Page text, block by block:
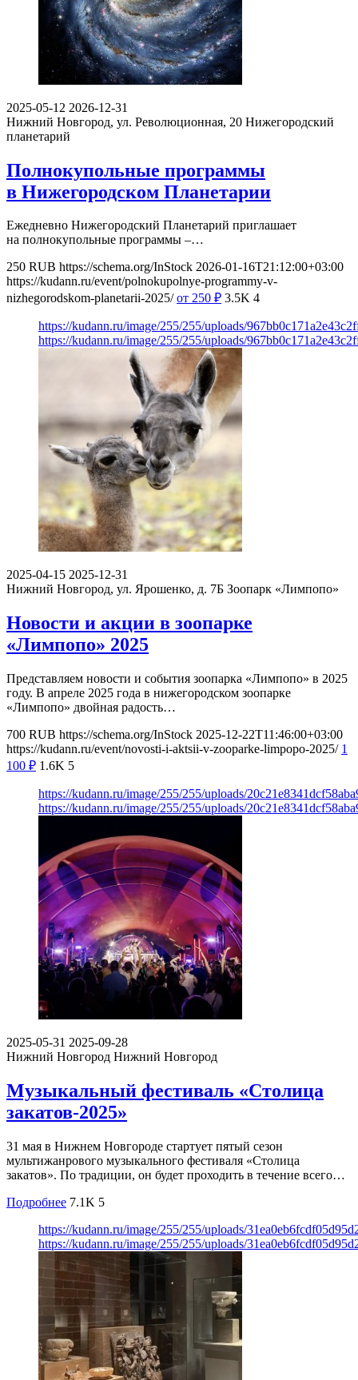
2025-05-12 2026-12-31
Нижний Новгород, ул. Революционная, 20 Нижегородский
планетарий
Полнокупольные программы
в Нижегородском Планетарии
Ежедневно Нижегородский Планетарий приглашает
на полнокупольные программы –…
250 RUB https://schema.org/InStock 2026-01-16T21:12:00+03:00
https://kudann.ru/event/polnokupolnye-programmy-v-
nizhegorodskom-planetarii-2025/ от 250 ₽ 3.5K 4
https://kudann.ru/image/255/255/uploads/
https://kudann.ru/image/255/255/uploads/
2025-04-15 2025-12-31
Нижний Новгород, ул. Ярошенко, д. 7Б Зоопарк «Лимпопо»
Новости и акции в зоопарке
«Лимпопо» 2025
Представляем новости и события зоопарка «Лимпопо» в 2025
году. В апреле 2025 года в нижегородском зоопарке
«Лимпопо» двойная радость…
700 RUB https://schema.org/InStock 2025-12-22T11:46:00+03:00
https://kudann.ru/event/novosti-i-aktsii-v-zooparke-limpopo-2025/ 1
100 ₽ 1.6K 5
https://kudann.ru/image/255/255/uploads/
https://kudann.ru/image/255/255/uploads/
2025-05-31 2025-09-28
Нижний Новгород Нижний Новгород
Музыкальный фестиваль «Столица
закатов-2025»
31 мая в Нижнем Новгороде стартует пятый сезон
мультижанрового музыкального фестиваля «Столица
закатов». По традиции, он будет проходить в течение всего…
Подробнее 7.1K 5
https://kudann.ru/image/255/255/uploads/
https://kudann.ru/image/255/255/uploads/